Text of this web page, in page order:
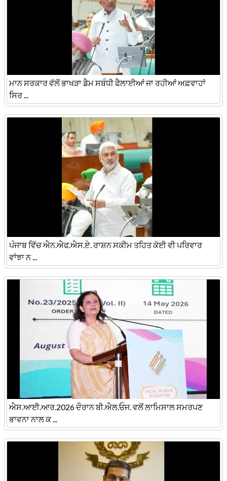
ਮਾਨ ਸਰਕਾਰ ਵੱਲੋਂ ਭਾਖੜਾ ਡੈਮ ਸਬੰਧੀ ਫੈਲਾਈਆਂ ਜਾ ਰਹੀਆਂ ਅਫ਼ਵਾਹਾਂ
ਸਿਰ ...
ਪੰਜਾਬ ਵਿੱਚ ਐਨ.ਐਫ.ਐਸ.ਏ. ਰਾਸ਼ਨ ਸਕੀਮ ਤਹਿਤ ਕੋਈ ਵੀ ਪਰਿਵਾਰ
ਵਾਂਝਾ ਨ ...
ਐਸ.ਆਈ.ਆਰ.2026 ਦੌਰਾਨ ਬੀ.ਐਲ.ਓਜ. ਵਲੋਂ ਲਾਮਿਸਾਲ ਸਮਰਪਣ
ਭਾਵਨਾ ਨਾਲ ਕ ...